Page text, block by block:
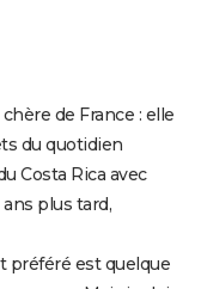
de France : elle
du quotidien
Costa Rica avec
plus tard,
préféré est quelque